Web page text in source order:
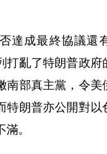
達成最終協議還
打亂了特朗普政府
南部真主黨，令美
特朗普亦公開對以
。